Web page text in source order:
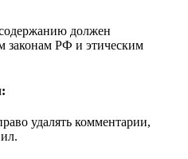
должен
законам РФ и этическим
удалять комментарии,